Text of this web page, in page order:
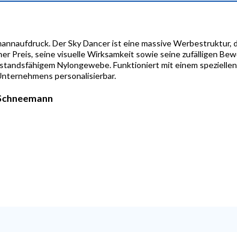
Der Sky Dancer ist eine massive
Preis, seine visuelle Wirksamkeit sowie seine zufälligen
Nylongewebe. Funktioniert mit einem
personalisierbar.